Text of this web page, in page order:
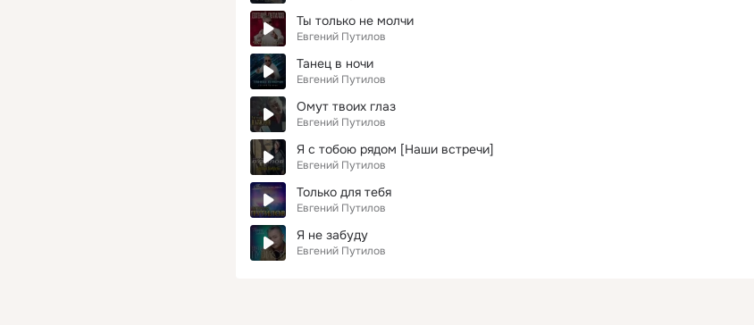
Ты только не молчи
Евгений Путилов
Танец в ночи
Евгений Путилов
Омут твоих глаз
Евгений Путилов
Я с тобою рядом [Наши встречи]
Евгений Путилов
Только для тебя
Евгений Путилов
Я не забуду
Евгений Путилов